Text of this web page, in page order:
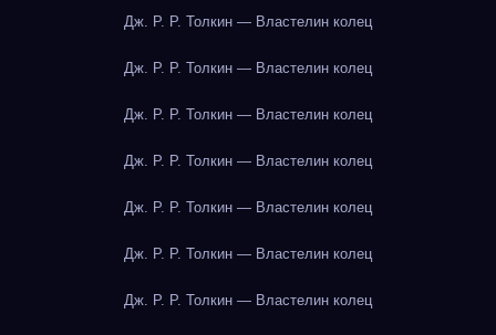
Дж. Р. Р. Толкин — Властелин колец
Дж. Р. Р. Толкин — Властелин колец
Дж. Р. Р. Толкин — Властелин колец
Дж. Р. Р. Толкин — Властелин колец
Дж. Р. Р. Толкин — Властелин колец
Дж. Р. Р. Толкин — Властелин колец
Дж. Р. Р. Толкин — Властелин колец